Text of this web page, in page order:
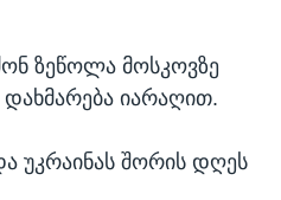
ზეწოლა მოსკოვზე
დახმარება იარაღით.
უკრაინას შორის დღეს